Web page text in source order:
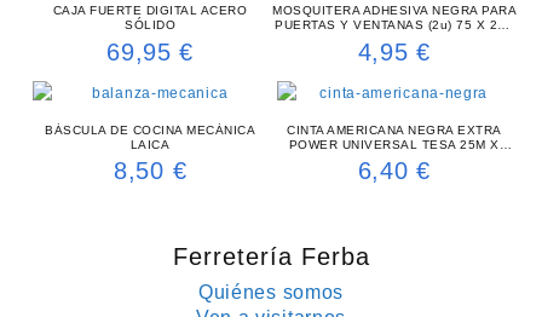
CAJA FUERTE DIGITAL ACERO
SÓLIDO
69,95€
MOSQUITERA ADHESIVA NEGRA PARA
PUERTAS Y VENTANAS (2u) 75 X 220
4,95€
BÁSCULA DE COCINA MECÁNICA
LAICA
8,50 €
CINTA AMERICANA NEGRA EXTRA
POWER UNIVERSAL TESA 25M X
6,40€
Ferretería Ferba
Quiénes somos